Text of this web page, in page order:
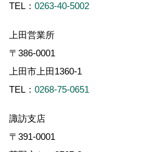
TEL： 0263-40-5002
上田営業所
〒386-0001
上田市上田1360-1
TEL： 0268-75-0651
諏訪支店
〒391-0001